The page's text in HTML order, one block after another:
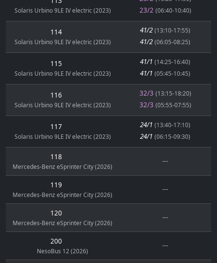
Solaris Urbino 9LE IV electric (2023) 23/2 (06:40-10:40)
114
Solaris Urbino 9LE IV electric (2023)
41/2 (13:10-17:55)
41/2 (06:05-08:25)
115
Solaris Urbino 9LE IV electric (2023)
41/1 (14:25-16:40)
41/1 (05:45-10:45)
116
Solaris Urbino 9LE IV electric (2023)
32/3 (13:15-18:20)
32/3 (05:55-07:55)
117
Solaris Urbino 9LE IV electric (2023)
24/1 (13:40-17:10)
24/1 (06:15-09:30)
118
Mercedes-Benz eSprinter City (2026)
---
119
Mercedes-Benz eSprinter City (2026)
---
120
Mercedes-Benz eSprinter City (2026)
---
200
NesoBus 12 (2026)
---